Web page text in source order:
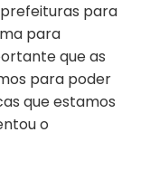
para
para
que as
para poder
que estamos
o